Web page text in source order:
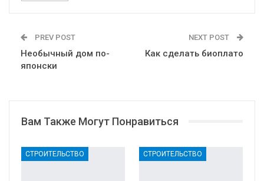
PREV POST
Необычный дом по-
японски
NEXT POST
Как сделать биоплато
Вам Также Могут Понравиться
СТРОИТЕЛЬСТВО СТРОИТЕЛЬСТВО